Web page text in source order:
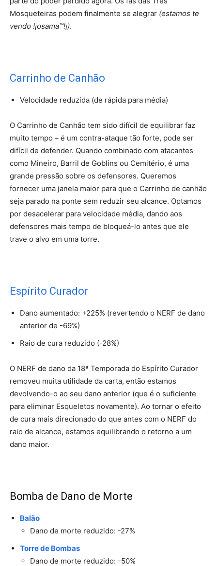
Mosqueteiras podem finalmente se alegrar (estamos te
vendo !¡osama™!¡).
Carrinho de Canhão
Velocidade reduzida (de rápida para média)
O Carrinho de Canhão tem sido difícil de equilibrar faz
muito tempo – é um contra-ataque tão forte, pode ser
difícil de defender. Quando combinado com atacantes
como Mineiro, Barril de Goblins ou Cemitério, é uma
grande pressão sobre os defensores. Queremos
fornecer uma janela maior para que o Carrinho de canhão
seja parado na ponte sem reduzir seu alcance. Optamos
por desacelerar para velocidade média, dando aos
defensores mais tempo de bloqueá-lo antes que ele
trave o alvo em uma torre.
Espírito Curador
Dano aumentado: +225% (revertendo o NERF de dano
anterior de -69%)
Raio de cura reduzido (-28%)
O NERF de dano da 18ª Temporada do Espírito Curador
removeu muita utilidade da carta, então estamos
devolvendo-o ao seu dano anterior (que é o suficiente
para eliminar Esqueletos novamente). Ao tornar o efeito
de cura mais direcionado do que antes com o NERF do
raio de alcance, estamos equilibrando o retorno a um
dano maior.
Bomba de Dano de Morte
Balão
Dano de morte reduzido: -27%
Torre de Bombas
Dano de morte reduzido: -50%